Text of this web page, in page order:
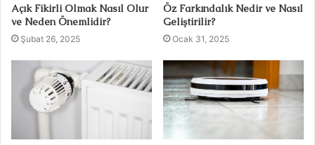
Açık Fikirli Olmak Nasıl Olur
ve Neden Önemlidir?
Şubat 26, 2025
Öz Farkındalık Nedir ve Nasıl
Geliştirilir?
Ocak 31, 2025